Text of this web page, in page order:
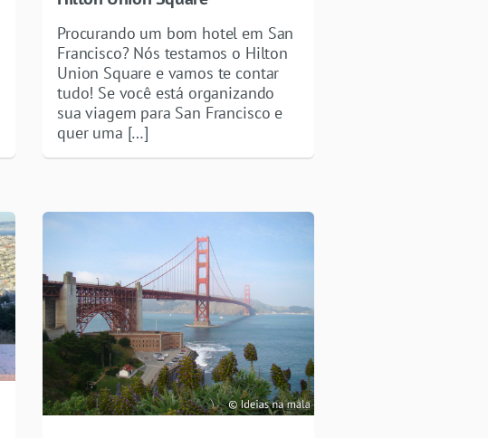
Procurando um bom hotel em San
Francisco? Nós testamos o Hilton
Union Square e vamos te contar
tudo! Se você está organizando
sua viagem para San Francisco e
quer uma […]